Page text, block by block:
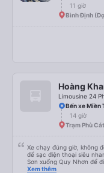
11 giờ
Bình Định
Hoàng
Limousine 24
Bến xe Miền
14 giờ
Trạm Phù
Xe chạy đúng giờ, không
để sạc điện thoại siêu
Sơn xuống Quy Nhơn để
chung.
Xem thêm